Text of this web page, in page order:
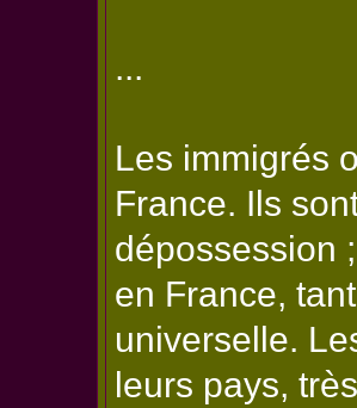
...
Les immigrés
France. Ils
dépossession
en France,
universelle.
leurs pays,